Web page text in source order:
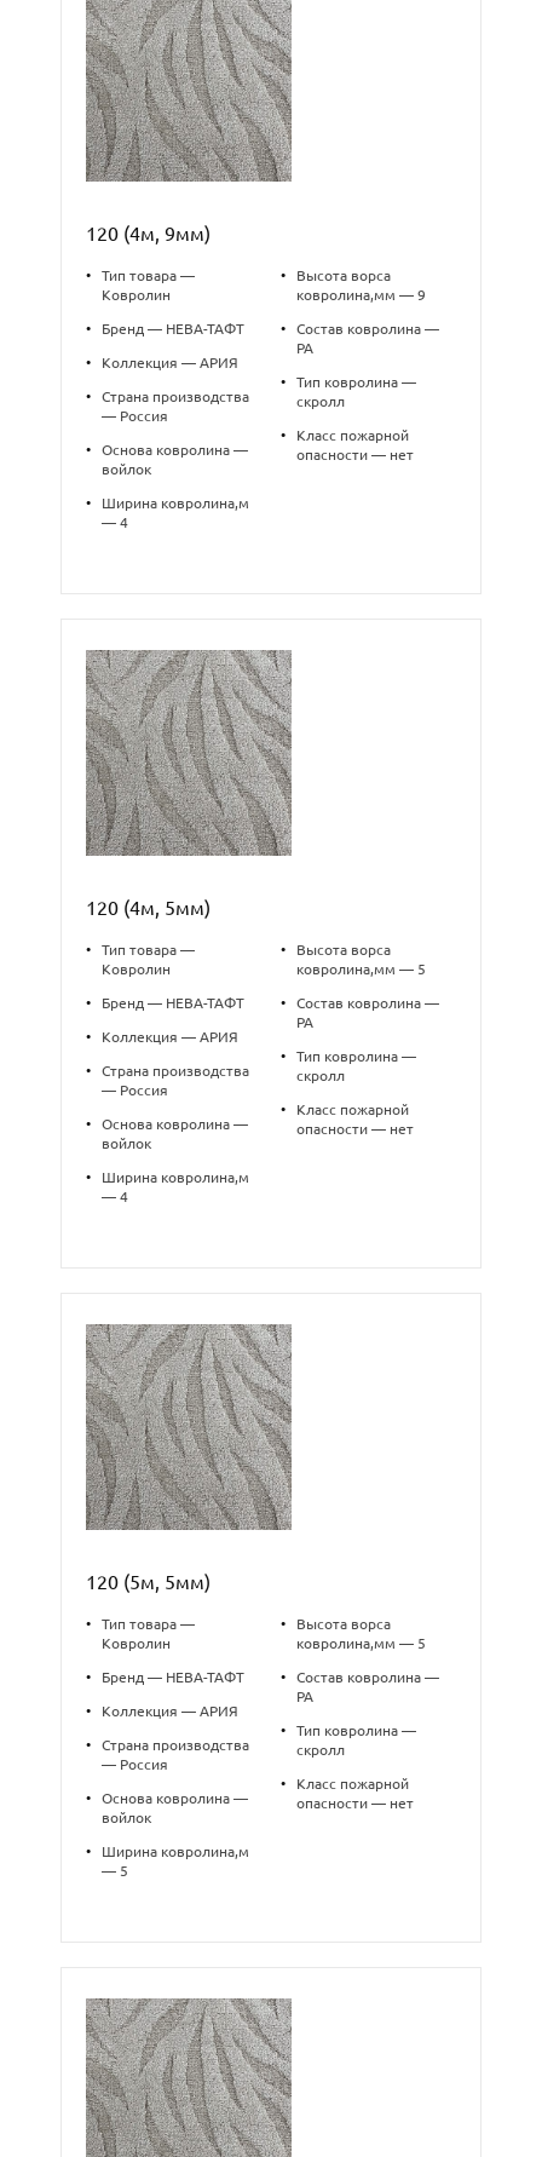
120 (4м, 9мм)
•
Тип товара —
Ковролин
• Бренд — НЕВА-ТАФТ
• Коллекция — АРИЯ
•
Страна производства
— Россия
•
Основа ковролина —
войлок
•
Ширина ковролина,м
— 4
•
Высота ворса
ковролина,мм — 9
•
Состав ковролина —
PA
•
Тип ковролина —
скролл
•
Класс пожарной
опасности — нет
120 (4м, 5мм)
•
Тип товара —
Ковролин
• Бренд — НЕВА-ТАФТ
• Коллекция — АРИЯ
•
Страна производства
— Россия
•
Основа ковролина —
войлок
•
Ширина ковролина,м
— 4
•
Высота ворса
ковролина,мм — 5
•
Состав ковролина —
PA
•
Тип ковролина —
скролл
•
Класс пожарной
опасности — нет
120 (5м, 5мм)
•
Тип товара —
Ковролин
• Бренд — НЕВА-ТАФТ
• Коллекция — АРИЯ
•
Страна производства
— Россия
•
Основа ковролина —
войлок
•
Ширина ковролина,м
— 5
•
Высота ворса
ковролина,мм — 5
•
Состав ковролина —
PA
•
Тип ковролина —
скролл
•
Класс пожарной
опасности — нет